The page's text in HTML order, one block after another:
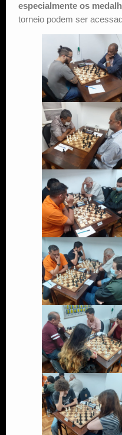
especialmente os
torneio podem ser